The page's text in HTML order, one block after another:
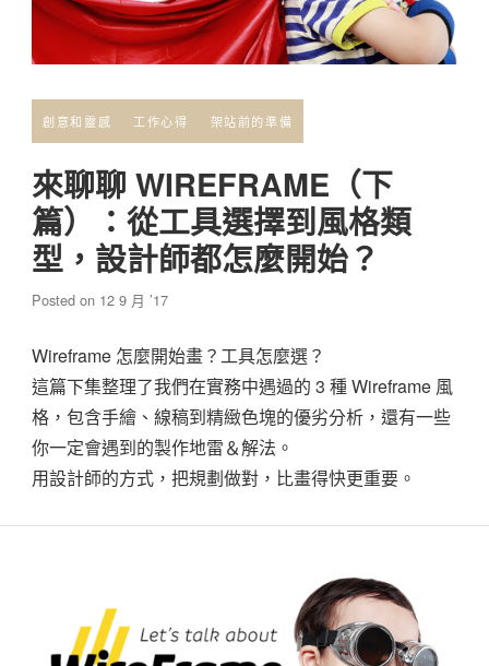
創意和靈感 工作心得 架站前的準備
來聊聊 WIREFRAME（下
篇）：從工具選擇到風格類
型，設計師都怎麼開始？
Posted on 12 9 月 ’17
Wireframe 怎麼開始畫？工具怎麼選？
這篇下集整理了我們在實務中遇過的 3 種 Wireframe 風
格，包含手繪、線稿到精緻色塊的優劣分析，還有一些
你一定會遇到的製作地雷＆解法。
用設計師的方式，把規劃做對，比畫得快更重要。